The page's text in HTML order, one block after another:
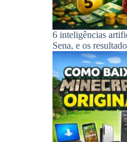
6 inteligências
Sena, e os